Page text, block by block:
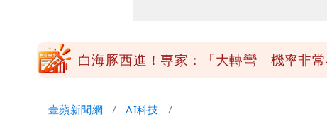
白海豚西進！專家：「大轉彎」機率非
壹蘋新聞網 AI科技